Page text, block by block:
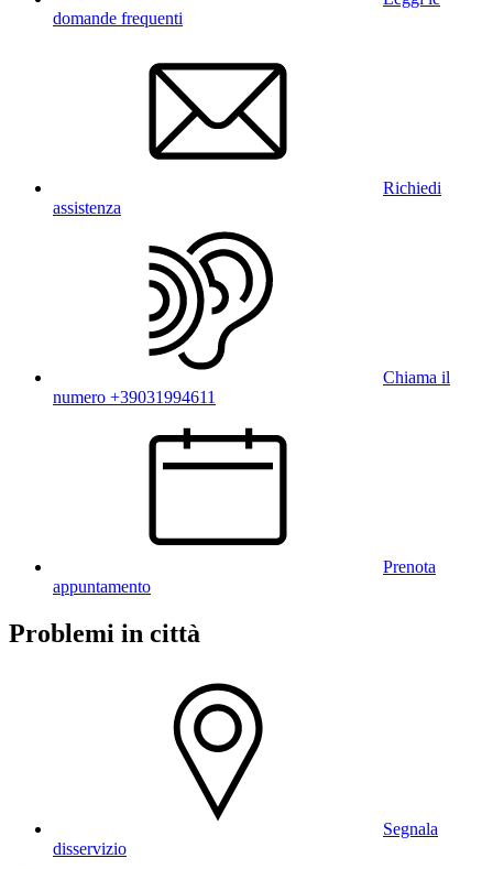
domande frequenti
Richiedi
assistenza
Chiama il
numero +39031994611
Prenota
appuntamento
Problemi in città
Segnala
disservizio